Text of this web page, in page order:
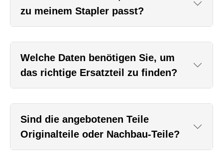
zu meinem Stapler passt?
Welche Daten benötigen Sie, um
das richtige Ersatzteil zu finden?
Sind die angebotenen Teile
Originalteile oder Nachbau-Teile?